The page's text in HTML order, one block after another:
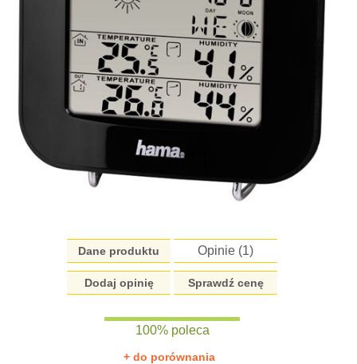
Dane produktu Opinie (1)
Dodaj opinię Sprawdź cenę
100% poleca
+ do porównania